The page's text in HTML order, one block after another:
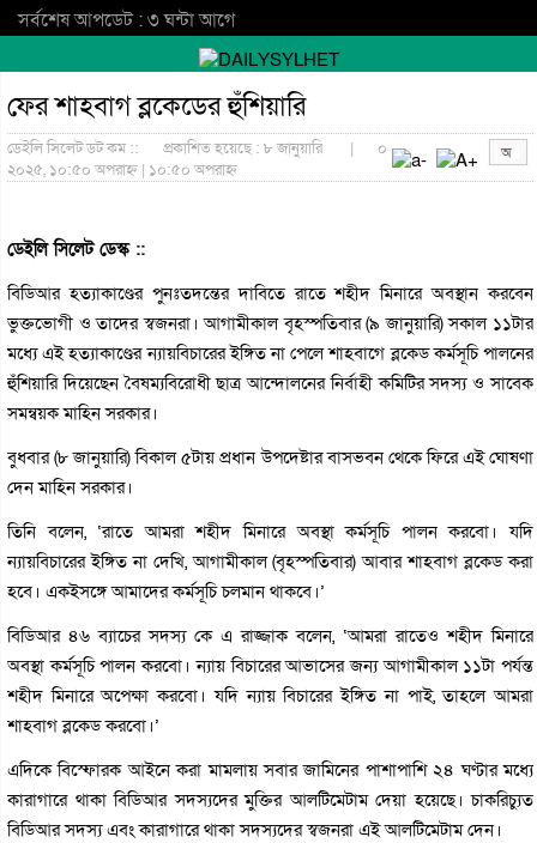
সর্বশেষ আপডেট : ৩ ঘন্টা আগে
ফের শাহবাগ ব্লকেডের হুঁশিয়ারি
ডেইলি সিলেট ডট কম ::
প্রকাশিত হয়েছে : ৮ জানুয়ারি
২০২৫, ১০:৫০ অপরাহ্ন | ১০:৫০ অপরাহ্ন
| ০
ডেইলি সিলেট ডেস্ক ::
বিডিআর হত্যাকাণ্ডের পুনঃতদন্তের দাবিতে রাতে শহীদ মিনারে অবস্থান করবেন
ভুক্তভোগী ও তাদের স্বজনরা। আগামীকাল বৃহস্পতিবার (৯ জানুয়ারি) সকাল ১১টার
মধ্যে এই হত্যাকাণ্ডের ন্যায়বিচারের ইঙ্গিত না পেলে শাহবাগে ব্লকেড কর্মসূচি পালনের
হুঁশিয়ারি দিয়েছেন বৈষম্যবিরোধী ছাত্র আন্দোলনের নির্বাহী কমিটির সদস্য ও সাবেক
সমন্বয়ক মাহিন সরকার।
বুধবার (৮ জানুয়ারি) বিকাল ৫টায় প্রধান উপদেষ্টার বাসভবন থেকে ফিরে এই ঘোষণা
দেন মাহিন সরকার।
তিনি বলেন, ‘রাতে আমরা শহীদ মিনারে অবস্থা কর্মসূচি পালন করবো। যদি
ন্যায়বিচারের ইঙ্গিত না দেখি, আগামীকাল (বৃহস্পতিবার) আবার শাহবাগ ব্লকেড করা
হবে। একইসঙ্গে আমাদের কর্মসূচি চলমান থাকবে।’
বিডিআর ৪৬ ব্যাচের সদস্য কে এ রাজ্জাক বলেন, ‘আমরা রাতেও শহীদ মিনারে
অবস্থা কর্মসূচি পালন করবো। ন্যায় বিচারের আভাসের জন্য আগামীকাল ১১টা পর্যন্ত
শহীদ মিনারে অপেক্ষা করবো। যদি ন্যায় বিচারের ইঙ্গিত না পাই, তাহলে আমরা
শাহবাগ ব্লকেড করবো।’
এদিকে বিস্ফোরক আইনে করা মামলায় সবার জামিনের পাশাপাশি ২৪ ঘণ্টার মধ্যে
কারাগারে থাকা বিডিআর সদস্যদের মুক্তির আলটিমেটাম দেয়া হয়েছে। চাকরিচ্যুত
বিডিআর সদস্য এবং কারাগারে থাকা সদস্যদের স্বজনরা এই আলটিমেটাম দেন।